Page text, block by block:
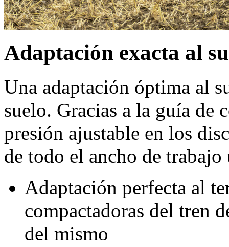
Adaptación exacta al
Una adaptación óptima al
suelo. Gracias a la guía de
presión ajustable en los
de todo el ancho de
Adaptación perfecta al
compactadoras del tren
del mismo